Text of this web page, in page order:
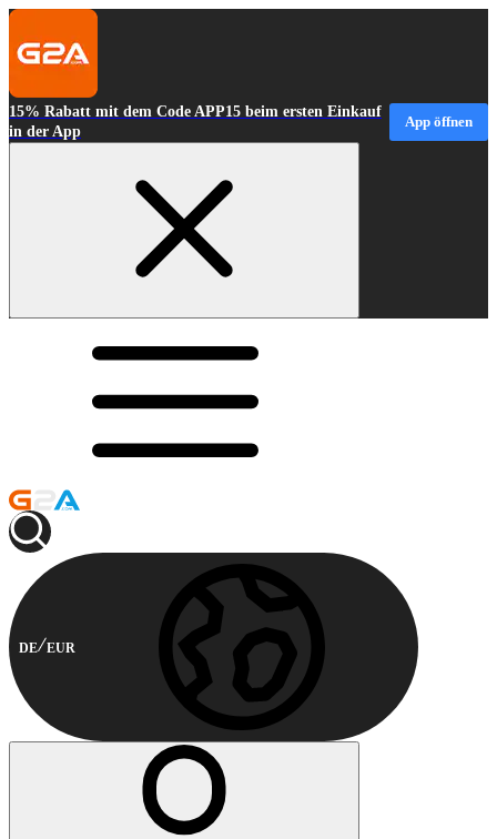
15% Rabatt mit dem Code APP15 beim ersten Einkauf
in der App
App öffnen
DE EUR